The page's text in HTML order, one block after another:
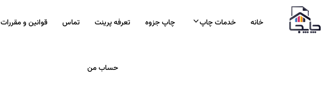
خانه خدمات چاپ چاپ جزوه تعرفه پرینت تماس قوانین و مقررات
حساب من